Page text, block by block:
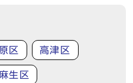
区 高津区
麻生区